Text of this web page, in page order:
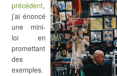
précédent,
j’ai énoncé
une mini-
loi en
promettant
des
exemples.